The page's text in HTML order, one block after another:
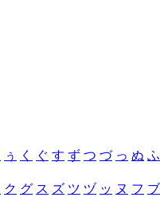
ぅ く ぐ す ず つ づ っ ぬ ふ
ク グ ス ズ ツ ヅ ッ ヌ フ ブ